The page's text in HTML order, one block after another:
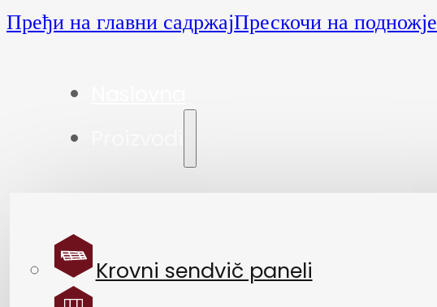
Пређи на главни садржајПрескочи на подножје
Krovni sendvič paneli